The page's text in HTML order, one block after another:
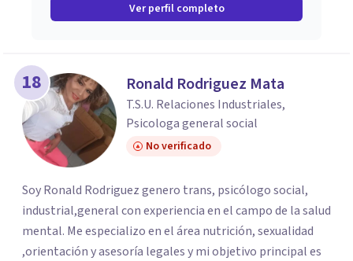
Ver perfil completo
18 Ronald Rodriguez Mata
T.S.U. Relaciones Industriales,
Psicologa general social
No verificado
Soy Ronald Rodriguez genero trans, psicólogo social,
industrial,general con experiencia en el campo de la salud
mental. Me especializo en el área nutrición, sexualidad
,orientación y asesoría legales y mi objetivo principal es